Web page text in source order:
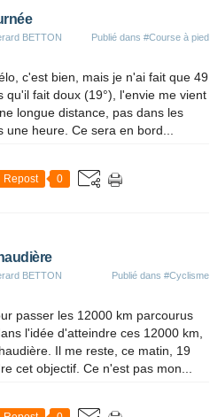
BETTON Publié dans #Course à pied
c'est bien, mais je n'ai fait que 49
qu'il fait doux (19°), l'envie me vient
longue distance, pas dans les
heure. Ce sera en bord...
Repost 0
BETTON Publié dans #Cyclisme
passer les 12000 km parcourus
l'idée d'atteindre ces 12000 km,
Il me reste, ce matin, 19
cet objectif. Ce n'est pas mon...